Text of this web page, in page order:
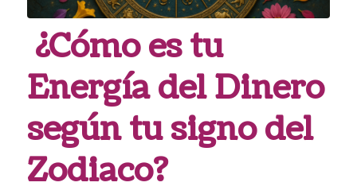
¿Cómo es tu
Energía del Dinero
según tu signo del
Zodiaco?